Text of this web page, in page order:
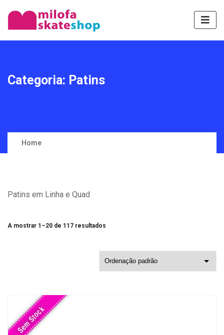
Categoria: Patins
Home
Patins em Linha e Quad
A mostrar 1–20 de 117 resultados
Sem Stock